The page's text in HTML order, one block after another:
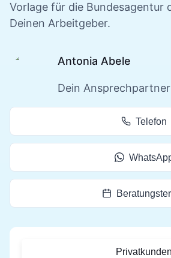
Vorlage für die Bundesagentur
Deinen Arbeitgeber.
Antonia Abele
Dein Ansprechpartner
Telefon
Privatkunden